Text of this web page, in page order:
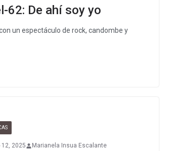
62: De ahí soy yo
un espectáculo de rock, candombe y
12, 2025
Marianela Insua Escalante